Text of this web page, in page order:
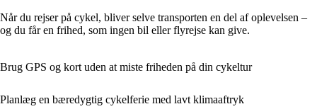
Når du rejser på cykel, bliver selve transporten en del af oplevelsen –
og du får en frihed, som ingen bil eller flyrejse kan give.
Brug GPS og kort uden at miste friheden på din cykeltur
Planlæg en bæredygtig cykelferie med lavt klimaaftryk